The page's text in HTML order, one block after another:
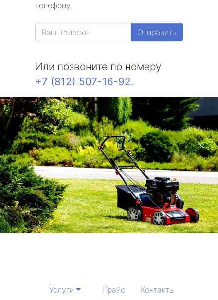
телефону.
Отправить
Или позвоните по номеру
+7 (812) 507-16-92.
Услуги Прайс Контакты